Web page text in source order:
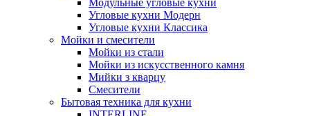
Модульные угловые кухни
Угловые кухни Модерн
Угловые кухни Классика
Мойки и смесители
Мойки из стали
Мойки из искусственного камня
Мийки з кварцу
Смесители
Бытовая техника для кухни